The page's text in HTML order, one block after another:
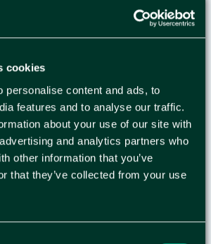
cookies
personalise content and ads, to
features and to analyse our traffic.
about your use of our site with
and analytics partners who
other information that you’ve
that they’ve collected from your use
LAUREL PLAST
KR /ST